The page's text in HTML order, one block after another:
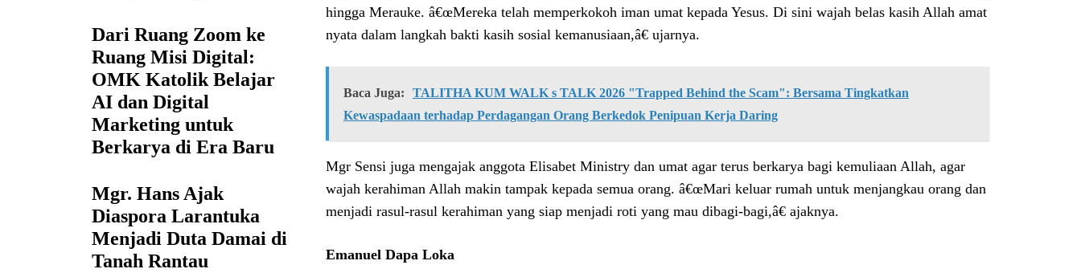
Dari Ruang Zoom ke
Ruang Misi Digital:
OMK Katolik Belajar
AI dan Digital
Marketing untuk
Berkarya di Era Baru
Mgr. Hans Ajak
Diaspora Larantuka
Menjadi Duta Damai di
Tanah Rantau
hingga Merauke. â€œMereka telah memperkokoh iman umat kepada Yesus. Di sini wajah belas kasih Allah amat
nyata dalam langkah bakti kasih sosial kemanusiaan,â€ ujarnya.
Baca Juga:
TALITHA KUM WALK s TALK 2026 "Trapped Behind the Scam": Bersama Tingkatkan
Kewaspadaan terhadap Perdagangan Orang Berkedok Penipuan Kerja Daring
Mgr Sensi juga mengajak anggota Elisabet Ministry dan umat agar terus berkarya bagi kemuliaan Allah, agar
wajah kerahiman Allah makin tampak kepada semua orang. â€œMari keluar rumah untuk menjangkau orang dan
menjadi rasul-rasul kerahiman yang siap menjadi roti yang mau dibagi-bagi,â€ ajaknya.
Emanuel Dapa Loka